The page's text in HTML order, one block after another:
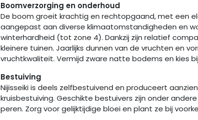
Boomverzorging en onderhoud
De boom groeit krachtig en rechtopgaand, met een
aangepast aan diverse klimaatomstandigheden en
winterhardheid (tot zone 4). Dankzij zijn relatief
kleinere tuinen. Jaarlijks dunnen van de vruchten en
vruchtkwaliteit. Vermijd zware natte bodems en kies
Bestuiving
Nijisseiki is deels zelfbestuivend en produceert
kruisbestuiving. Geschikte bestuivers zijn onder andere
peren. Zorg voor gelijktijdige bloei en plant ze bij